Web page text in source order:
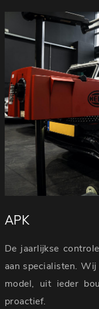
APK
De jaarlijkse
aan specialisten.
model, uit ieder
proactief.